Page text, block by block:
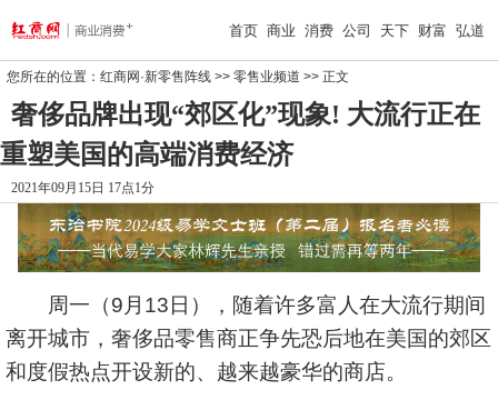
首页 商业 消费 公司 天下 财富 弘道
您所在的位置： 红商网·新零售阵线 >> 零售业频道 >> 正文
奢侈品牌出现“郊区化”现象! 大流行正在
重塑美国的高端消费经济
2021年09月15日 17点1分
周一（9月13日），随着许多富人在大流行期间
离开城市，奢侈品零售商正争先恐后地在美国的郊区
和度假热点开设新的、越来越豪华的商店。